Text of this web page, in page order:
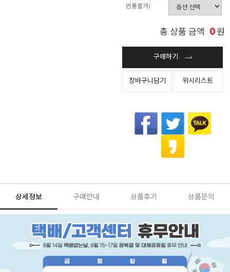
반품불가)
총 상품 금액 0원
구매하기
장바구니담기 위시리스트
상세정보 구매안내 상품후기 상품문의